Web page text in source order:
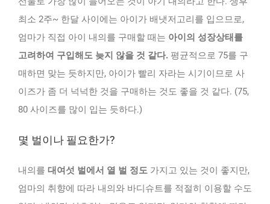
최소 2주~ 한달 사이에는 아이가 배냇저고리를 입으므로,
엄마가 직접 아이 내의를 구매할 때는 아이의 성장상태를
고려하여 구입해도 늦지 않을 것 같다. 평균적으로 75를 구
매하면 맞는 듯하지만, 아이가 빨리 자라는 시기이므로 사
이즈가 좀 더 넉넉한 것을 구매하는 것도 좋을 것 같다. (75,
80 사이즈를 많이 입는 듯하다.)
몇 벌이나 필요한가?
내의를 대여섯 벌에서 열 벌 정도 가지고 있는 것이 좋지만,
엄마의 취향에 따라 내의와 바디슈트를 적절히 이용할 수도